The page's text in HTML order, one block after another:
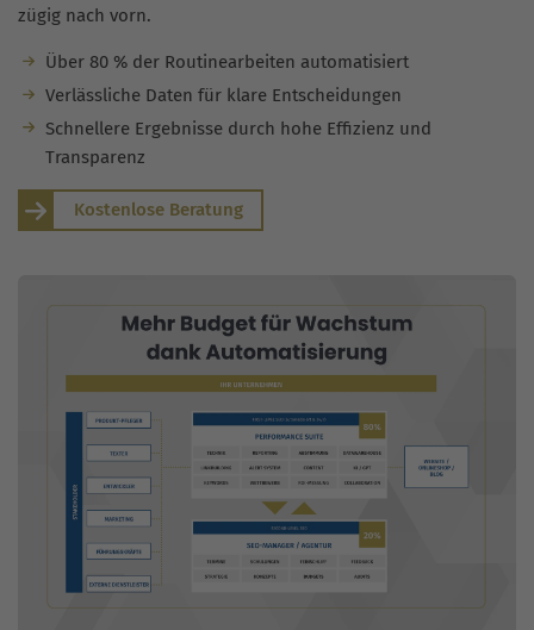
zügig nach vorn.
Über 80 % der Routinearbeiten automatisiert
Verlässliche Daten für klare Entscheidungen
Schnellere Ergebnisse durch hohe Effizienz und
Transparenz
Kostenlose Beratung